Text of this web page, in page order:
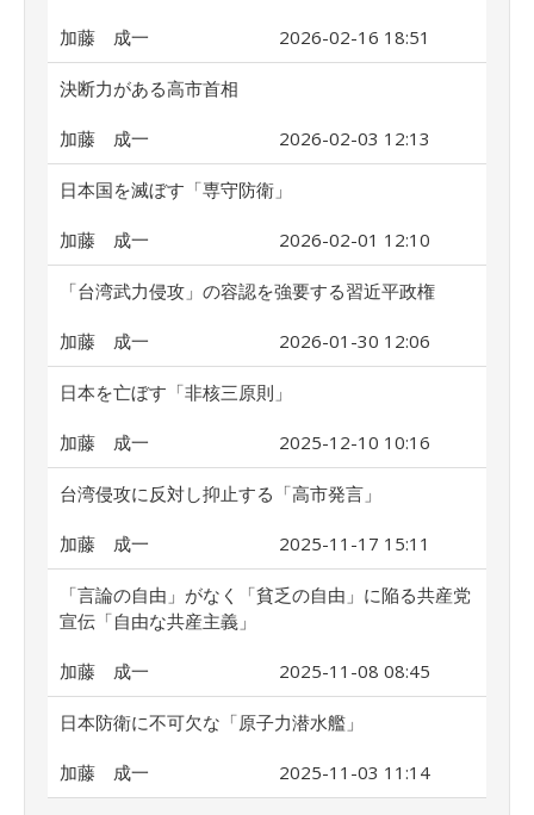
加藤 成一 2026-02-16 18:51
決断力がある高市首相
加藤 成一 2026-02-03 12:13
日本国を滅ぼす「専守防衛」
加藤 成一 2026-02-01 12:10
「台湾武力侵攻」の容認を強要する習近平政権
加藤 成一 2026-01-30 12:06
日本を亡ぼす「非核三原則」
加藤 成一 2025-12-10 10:16
台湾侵攻に反対し抑止する「高市発言」
加藤 成一 2025-11-17 15:11
「言論の自由」がなく「貧乏の自由」に陥る共産党
宣伝「自由な共産主義」
加藤 成一 2025-11-08 08:45
日本防衛に不可欠な「原子力潜水艦」
加藤 成一 2025-11-03 11:14